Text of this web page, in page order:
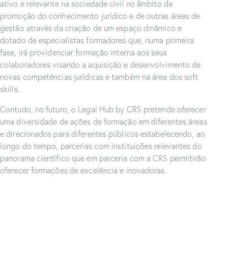
ativo e relevante na sociedade civil no âmbito da
promoção do conhecimento jurídico e de outras áreas de
gestão através da criação de um espaço dinâmico e
dotado de especialistas formadores que, numa primeira
fase, irá providenciar formação interna aos seus
colaboradores visando a aquisição e desenvolvimento de
novas competências jurídicas e também na área dos soft
skills.
Contudo, no futuro, o Legal Hub by CRS pretende oferecer
uma diversidade de ações de formação em diferentes áreas
e direcionados para diferentes públicos estabelecendo, ao
longo do tempo, parcerias com instituições relevantes do
panorama científico que em parceria com a CRS permitirão
oferecer formações de excelência e inovadoras.